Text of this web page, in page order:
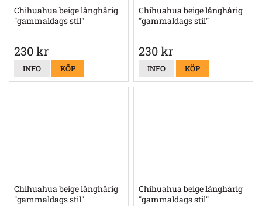
Chihuahua beige långhårig
"gammaldags stil"
230 kr
INFO KÖP
Chihuahua beige långhårig
"gammaldags stil"
230 kr
INFO KÖP
Chihuahua beige långhårig
"gammaldags stil"
Chihuahua beige långhårig
"gammaldags stil"